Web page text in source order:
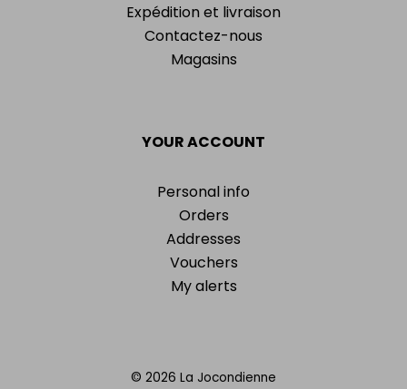
Expédition et livraison
Contactez-nous
Magasins
YOUR ACCOUNT
Personal info
Orders
Addresses
Vouchers
My alerts
© 2026 La Jocondienne